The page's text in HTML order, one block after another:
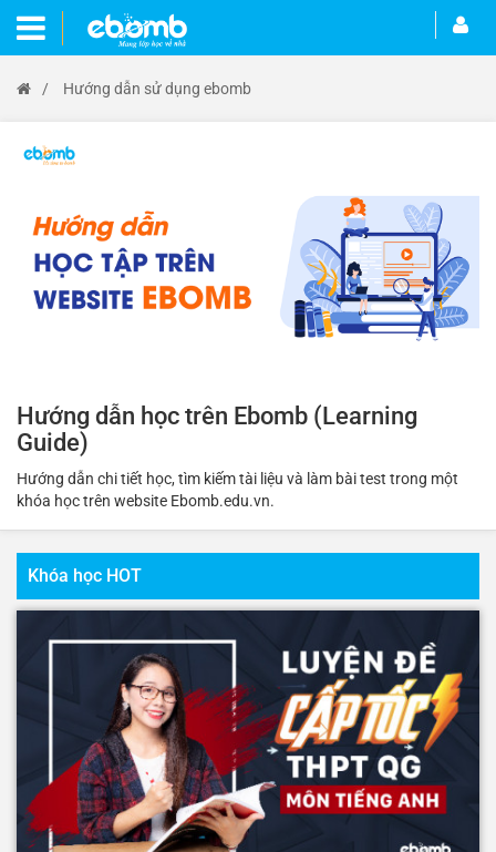
/ Hướng dẫn sử dụng ebomb
Hướng dẫn học trên Ebomb (Learning
Guide)
Hướng dẫn chi tiết học, tìm kiếm tài liệu và làm bài test trong một
khóa học trên website Ebomb.edu.vn.
Khóa học HOT